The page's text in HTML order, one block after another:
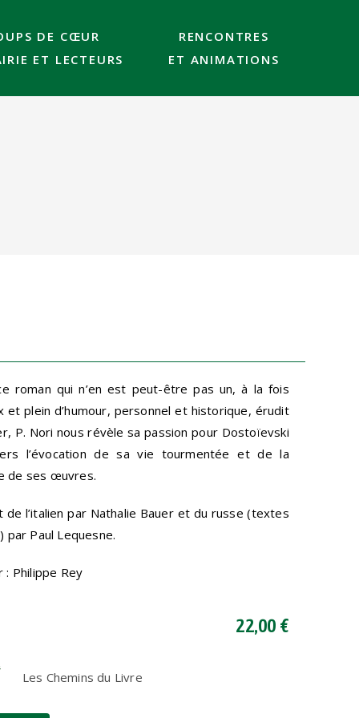
DE CŒUR
ET LECTEURS
RENCONTRES
ET ANIMATIONS
roman qui n’en est peut-être pas un, à la fois
et plein d’humour, personnel et historique, érudit
P. Nori nous révèle sa passion pour Dostoïevski
l’évocation de sa vie tourmentée et de la
de ses œuvres.
de l’italien par Nathalie Bauer et du russe (textes
par Paul Lequesne.
: Philippe Rey
22,00 €
Les Chemins du Livre